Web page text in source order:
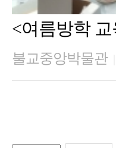
<여름방학 교
불교중앙박물관